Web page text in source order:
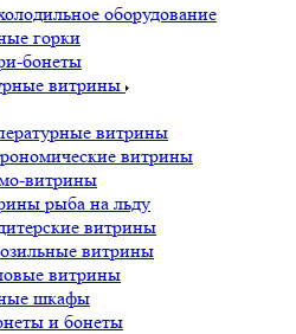
оборудование
горки
бонеты
витрины
витрины
витрины
витрины
рыба на льду
витрины
витрины
витрины
шкафы
и бонеты